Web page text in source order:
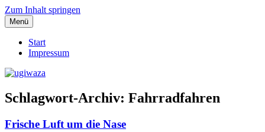
Zum Inhalt springen
ugiwaza
Menü
Start
Impressum
Schlagwort-Archiv: Fahrradfahren
Frische Luft um die Nase